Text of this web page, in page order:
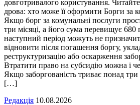
довготривалого користування.
дрова: хто може її оформити Борги за
Якщо борг за комунальні послуги
три місяці, а його сума перевищує 680
наступний період можуть не
відновити після погашення боргу,
реструктуризацію або оскарження
Втратити право на субсидію можна і
Якщо заборгованість триває понад три
[…]
Редакція 10.08.2026